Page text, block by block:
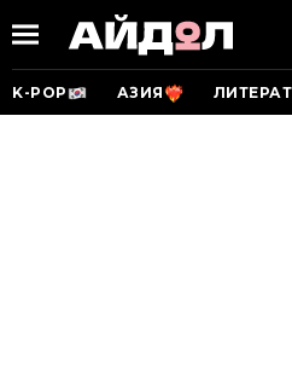
K-POP АЗИЯ